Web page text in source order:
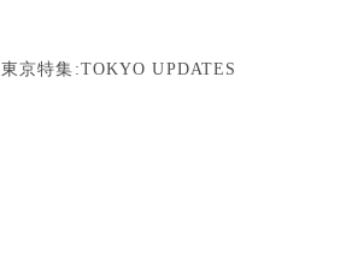
東京特集:TOKYO UPDATES